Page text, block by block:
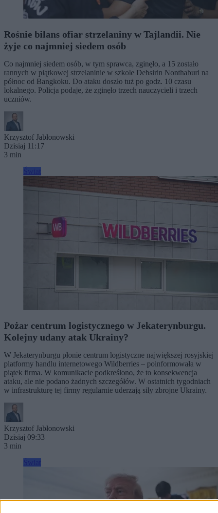
Rośnie bilans ofiar strzelaniny w Tajlandii. Nie
żyje co najmniej siedem osób
Co najmniej siedem osób, w tym sprawca, zginęło, a 15 zostało
rannych w piątkowej strzelaninie w szkole Debsirin Nonthaburi na
północ od Bangkoku. Do ataku doszło tuż po godz. 10 czasu
lokalnego. Policja podaje, że zginęło trzech nauczycieli i trzech
uczniów.
Krzysztof Jabłonowski
Dzisiaj 11:17
3 min
Pożar centrum logistycznego w Jekaterynburgu.
Kolejny udany atak Ukrainy?
W Jekaterynburgu płonie centrum logistyczne największej rosyjskiej
platformy handlu internetowego Wildberries – poinformowała w
piątek firma. W komunikacie podkreślono, że to konsekwencja
ataku, ale nie podano żadnych szczegółów. W ostatnich tygodniach
w infrastrukturę tej firmy regularnie uderzają siły zbrojne Ukrainy.
Krzysztof Jabłonowski
Dzisiaj 09:33
3 min